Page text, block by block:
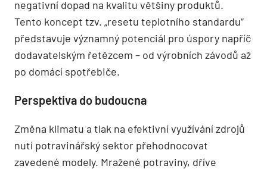
negativní dopad na kvalitu většiny produktů.
Tento koncept tzv. „resetu teplotního standardu“
představuje významný potenciál pro úspory napříč
dodavatelským řetězcem – od výrobních závodů až
po domácí spotřebiče.
Perspektiva do budoucna
Změna klimatu a tlak na efektivní využívání zdrojů
nutí potravinářský sektor přehodnocovat
zavedené modely. Mražené potraviny, dříve